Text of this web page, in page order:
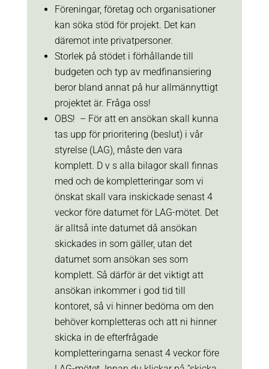
Föreningar, företag och organisationer
kan söka stöd för projekt. Det kan
däremot inte privatpersoner.
Storlek på stödet i förhållande till
budgeten och typ av medfinansiering
beror bland annat på hur allmännyttigt
projektet är. Fråga oss!
OBS! – För att en ansökan skall kunna
tas upp för prioritering (beslut) i vår
styrelse (LAG), måste den vara
komplett. D v s alla bilagor skall finnas
med och de kompletteringar som vi
önskat skall vara inskickade senast 4
veckor före datumet för LAG-mötet. Det
är alltså inte datumet då ansökan
skickades in som gäller, utan det
datumet som ansökan ses som
komplett. Så därför är det viktigt att
ansökan inkommer i god tid till
kontoret, så vi hinner bedöma om den
behöver kompletteras och att ni hinner
skicka in de efterfrågade
kompletteringarna senast 4 veckor före